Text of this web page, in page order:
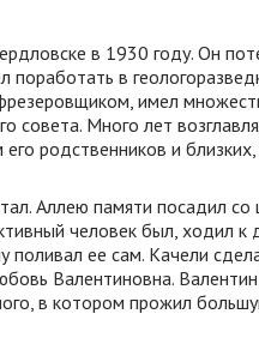
в 1930 году. Он
поработать в
имел
совета. Много лет
родственников и
Аллею памяти посадил со
человек был, ходил
поливал ее сам. Качели
Валентиновна.
в котором прожил